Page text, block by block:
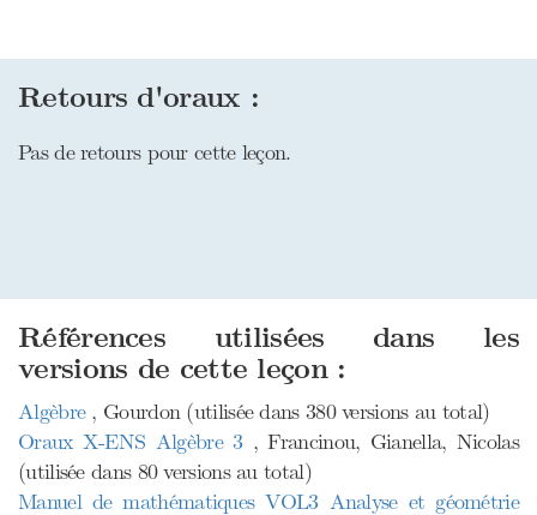
Retours d'oraux :
Pas de retours pour cette leçon.
Références utilisées dans les
versions de cette leçon :
Algèbre , Gourdon (utilisée dans 380 versions au total)
Oraux X-ENS Algèbre 3 , Francinou, Gianella, Nicolas
(utilisée dans 80 versions au total)
Manuel de mathématiques VOL3 Analyse et géométrie